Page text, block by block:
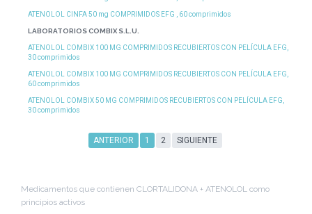
ATENOLOL CINFA 50 mg COMPRIMIDOS EFG , 60 comprimidos
LABORATORIOS COMBIX S.L.U.
ATENOLOL COMBIX 100 MG COMPRIMIDOS RECUBIERTOS CON PELÍCULA EFG,
30 comprimidos
ATENOLOL COMBIX 100 MG COMPRIMIDOS RECUBIERTOS CON PELÍCULA EFG,
60 comprimidos
ATENOLOL COMBIX 50 MG COMPRIMIDOS RECUBIERTOS CON PELÍCULA EFG,
30 comprimidos
ANTERIOR 1 2 SIGUIENTE
Medicamentos que contienen CLORTALIDONA + ATENOLOL como
principios activos